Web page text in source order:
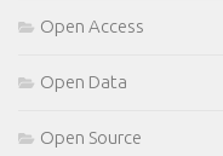
Open Access
Open Data
Open Source